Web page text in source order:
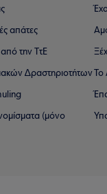
απάτες
την ΤτΕ
∆ραστηριοτήτων
(μόνο